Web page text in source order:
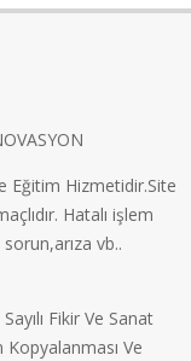
Eğitim Hizmetidir.Site
Hatalı işlem
vb..
Fikir Ve Sanat
Ve